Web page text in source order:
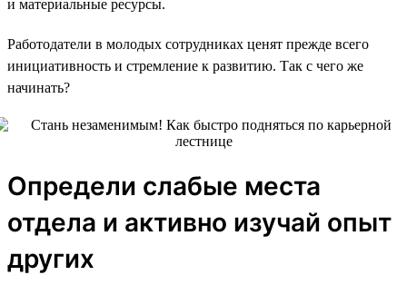
и материальные ресурсы.
Работодатели в молодых сотрудниках ценят прежде всего
инициативность и стремление к развитию. Так с чего же
начинать?
Определи слабые места
отдела и активно изучай опыт
других